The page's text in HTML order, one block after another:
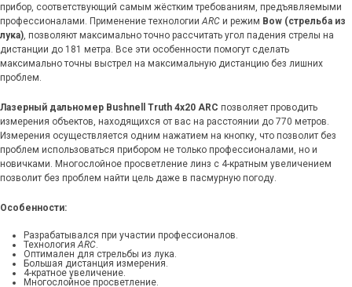
прибор, соответствующий самым жёстким требованиям, предъявляемыми
профессионалами. Применение технологииARC и режим Bow (стрельба из
лука), позволяют максимально точно рассчитать угол падения стрелы на
дистанции до 181 метра. Все эти особенности помогут сделать
максимально точны выстрел на максимальную дистанцию без лишних
проблем.
Лазерный дальномер Bushnell Truth 4x20 ARC позволяет проводить
измерения объектов, находящихся от вас на расстоянии до 770 метров.
Измерения осуществляется одним нажатием на кнопку, что позволит без
проблем использоваться прибором не только профессионалами, но и
новичками. Многослойное просветление линз с 4-кратным увеличением
позволит без проблем найти цель даже в пасмурную погоду.
Особенности:
Разрабатывался при участии профессионалов.
ТехнологияARC.
Оптимален для стрельбы из лука.
Большая дистанция измерения.
4-кратное увеличение.
Многослойное просветление.